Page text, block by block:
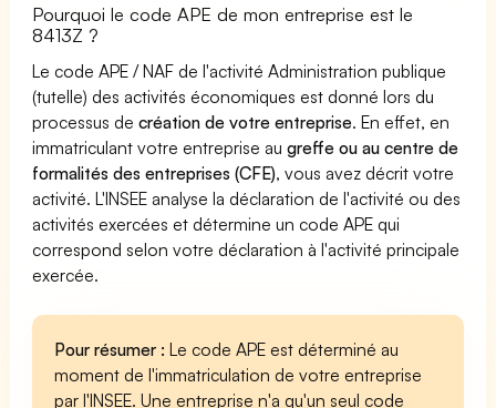
Pourquoi le code APE de mon entreprise est le
8413Z ?
Le code APE / NAF de l'activité Administration publique
(tutelle) des activités économiques est donné lors du
processus decréation de votre entreprise. En effet, en
immatriculant votre entreprise augreffe ou au centre de
formalités des entreprises (CFE), vous avez décrit votre
activité. L'INSEE analyse la déclaration de l'activité ou des
activités exercées et détermine un code APE qui
correspond selon votre déclaration à l'activité principale
exercée.
Pour résumer : Le code APE est déterminé au
moment de l'immatriculation de votre entreprise
par l'INSEE. Une entreprise n'a qu'un seul code